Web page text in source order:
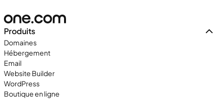
Produits
Domaines
Hébergement
Email
Website Builder
WordPress
Boutique en ligne